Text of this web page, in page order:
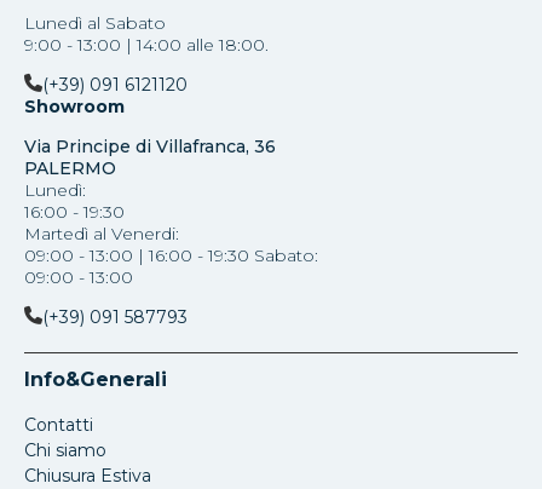
Lunedì al Sabato
9:00 - 13:00 | 14:00 alle 18:00.
(+39) 091 6121120
Showroom
Via Principe di Villafranca, 36
PALERMO
Lunedì:
16:00 - 19:30
Martedì al Venerdi:
09:00 - 13:00 | 16:00 - 19:30 Sabato:
09:00 - 13:00
(+39) 091 587793
Info&Generali
Contatti
Chi siamo
Chiusura Estiva